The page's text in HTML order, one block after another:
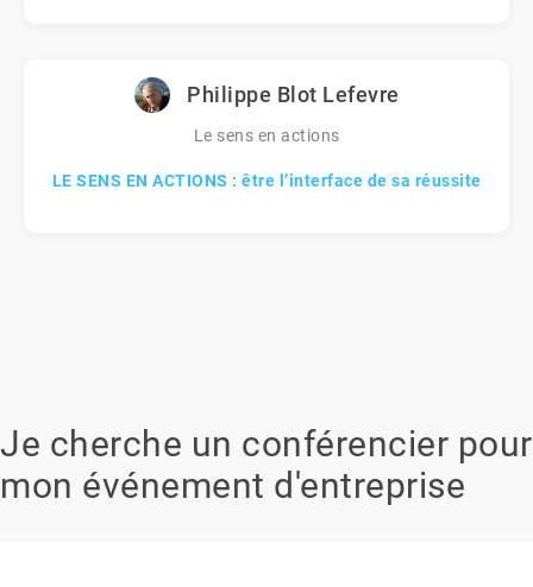
Philippe Blot Lefevre
Le sens en actions
LE SENS EN ACTIONS : être l’interface de sa réussite
Je cherche un conférencier pour
mon événement d'entreprise